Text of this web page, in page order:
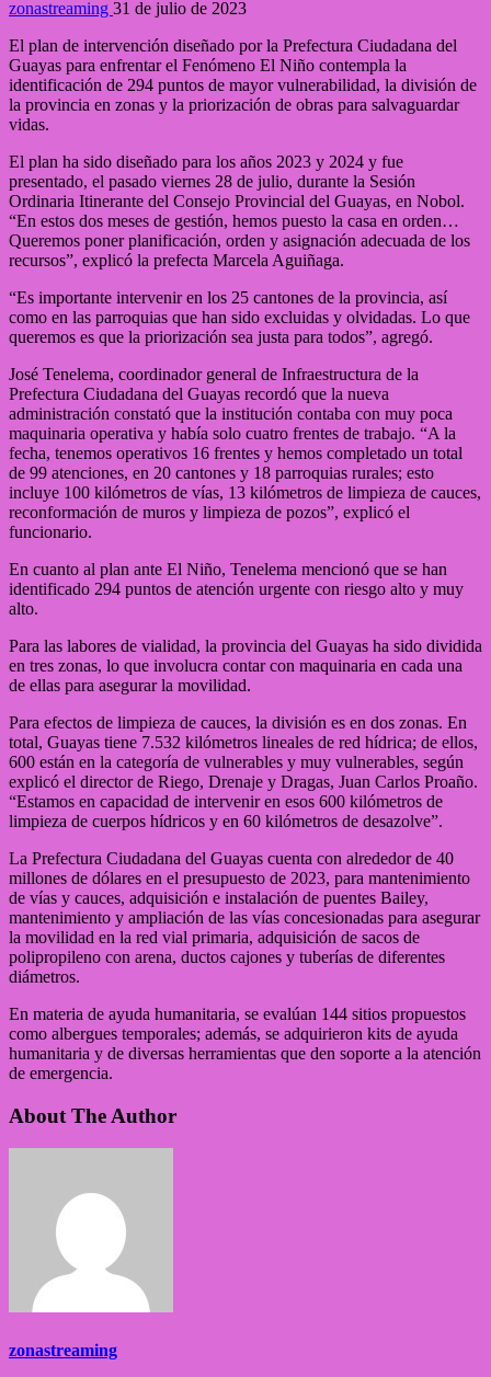
zonastreaming 31 de julio de 2023
El plan de intervención diseñado por la Prefectura Ciudadana del
Guayas para enfrentar el Fenómeno El Niño contempla la
identificación de 294 puntos de mayor vulnerabilidad, la división de
la provincia en zonas y la priorización de obras para salvaguardar
vidas.
El plan ha sido diseñado para los años 2023 y 2024 y fue
presentado, el pasado viernes 28 de julio, durante la Sesión
Ordinaria Itinerante del Consejo Provincial del Guayas, en Nobol.
“En estos dos meses de gestión, hemos puesto la casa en orden…
Queremos poner planificación, orden y asignación adecuada de los
recursos”, explicó la prefecta Marcela Aguiñaga.
“Es importante intervenir en los 25 cantones de la provincia, así
como en las parroquias que han sido excluidas y olvidadas. Lo que
queremos es que la priorización sea justa para todos”, agregó.
José Tenelema, coordinador general de Infraestructura de la
Prefectura Ciudadana del Guayas recordó que la nueva
administración constató que la institución contaba con muy poca
maquinaria operativa y había solo cuatro frentes de trabajo. “A la
fecha, tenemos operativos 16 frentes y hemos completado un total
de 99 atenciones, en 20 cantones y 18 parroquias rurales; esto
incluye 100 kilómetros de vías, 13 kilómetros de limpieza de cauces,
reconformación de muros y limpieza de pozos”, explicó el
funcionario.
En cuanto al plan ante El Niño, Tenelema mencionó que se han
identificado 294 puntos de atención urgente con riesgo alto y muy
alto.
Para las labores de vialidad, la provincia del Guayas ha sido dividida
en tres zonas, lo que involucra contar con maquinaria en cada una
de ellas para asegurar la movilidad.
Para efectos de limpieza de cauces, la división es en dos zonas. En
total, Guayas tiene 7.532 kilómetros lineales de red hídrica; de ellos,
600 están en la categoría de vulnerables y muy vulnerables, según
explicó el director de Riego, Drenaje y Dragas, Juan Carlos Proaño.
“Estamos en capacidad de intervenir en esos 600 kilómetros de
limpieza de cuerpos hídricos y en 60 kilómetros de desazolve”.
La Prefectura Ciudadana del Guayas cuenta con alrededor de 40
millones de dólares en el presupuesto de 2023, para mantenimiento
de vías y cauces, adquisición e instalación de puentes Bailey,
mantenimiento y ampliación de las vías concesionadas para asegurar
la movilidad en la red vial primaria, adquisición de sacos de
polipropileno con arena, ductos cajones y tuberías de diferentes
diámetros.
En materia de ayuda humanitaria, se evalúan 144 sitios propuestos
como albergues temporales; además, se adquirieron kits de ayuda
humanitaria y de diversas herramientas que den soporte a la atención
de emergencia.
About The Author
zonastreaming